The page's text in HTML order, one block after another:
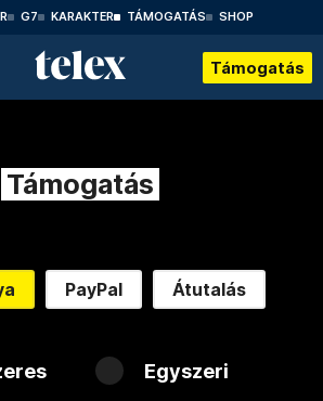
G7 KARAKTER TÁMOGATÁS SHOP
Támogatás
Támogatás
PayPal Átutalás
Egyszeri